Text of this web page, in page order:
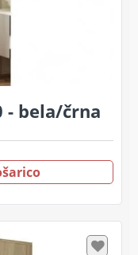
- bela/črna